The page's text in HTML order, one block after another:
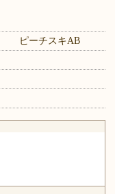
ピーチスキAB